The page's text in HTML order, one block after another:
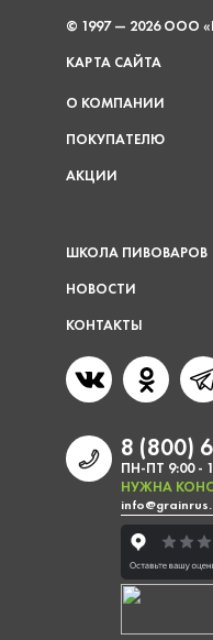
© 1997 — 2026 ООО
КАРТА САЙТА
О КОМПАНИИ
ПОКУПАТЕЛЮ
АКЦИИ
ШКОЛА ПИВОВАРОВ
НОВОСТИ
КОНТАКТЫ
8 (800)
ПН-ПТ 9:00 -
НУЖНА